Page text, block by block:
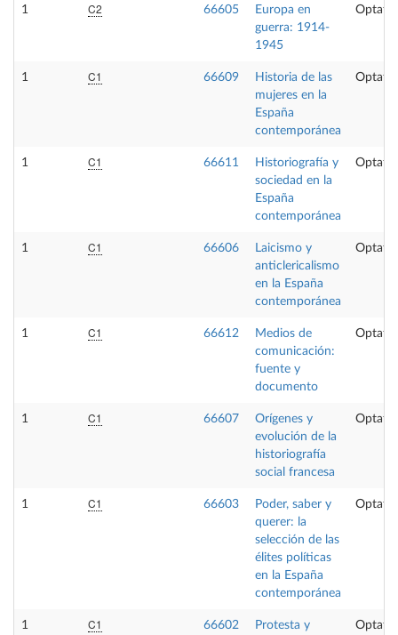
1 C2 66605
Europa en
guerra: 1914-
1945
1 C1 66609
Historia de las
mujeres en la
España
contemporánea
1 C1 66611
Historiografía y
sociedad en la
España
contemporánea
1 C1 66606
Laicismo y
anticlericalismo
en la España
contemporánea
1 C1 66612
Medios de
comunicación:
fuente y
documento
1 C1 66607
Orígenes y
evolución de la
historiografía
social francesa
1 C1 66603
Poder, saber y
querer: la
selección de las
élites políticas
en la España
contemporánea
1 C1 66602
Protesta y